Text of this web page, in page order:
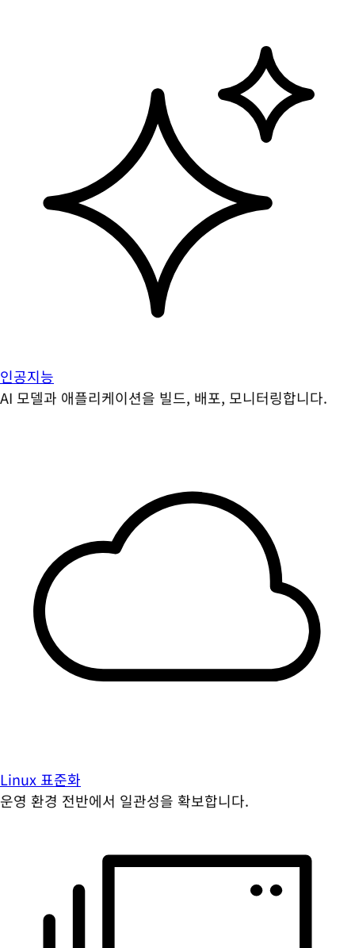
인공지능
AI 모델과 애플리케이션을 빌드, 배포, 모니터링합니다.
Linux 표준화
운영 환경 전반에서 일관성을 확보합니다.